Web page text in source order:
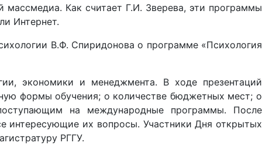
массмедиа. Как считает Г.И. Зверева, эти программы
Интернет.
В.Ф. Спиридонова о программе «Психология
экономики и менеджмента. В ходе презентаций
формы обучения; о количестве бюджетных мест; о
на международные программы. После
интересующие их вопросы. Участники Дня открытых
РГГУ.